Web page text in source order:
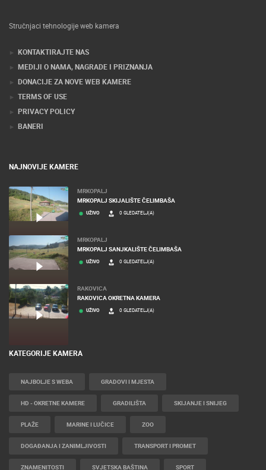
Stručnjaci tehnologije web kamera
KONTAKTIRAJTE NAS
MEDIJI O NAMA, NAGRADE I PRIZNANJA
DONACIJE ZA NOVE WEB KAMERE
TERMS OF USE
PRIVACY POLICY
BANERI
NAJNOVIJE KAMERE
MRKOPALJ
MRKOPALJ SKIJALIŠTE ČELIMBAŠA
UŽIVO 0 GLEDATELJ(A)
MRKOPALJ
MRKOPALJ SANJKALIŠTE ČELIMBAŠA
UŽIVO 0 GLEDATELJ(A)
RAKOVICA
RAKOVICA OKRETNA KAMERA
UŽIVO 0 GLEDATELJ(A)
KATEGORIJE KAMERA
NAJBOLJE S WEBA GRADOVI I MJESTA
HD - OKRETNE KAMERE GRADILIŠTA SKIJANJE I SNIJEG
PLAŽE MARINE I LUČICE ZOO
DOGAĐANJA I ZANIMLJIVOSTI TRANSPORT I PROMET
ZNAMENITOSTI SVJETSKA BAŠTINA SPORT